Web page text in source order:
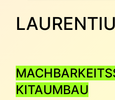
KITAUMBAU